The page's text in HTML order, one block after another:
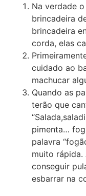
Na verdade
brincadeira
brincadeira
corda, elas
cuidado ao
machucar
Quando as
terão que
pimenta…
palavra
muito rápida.
conseguir
esbarrar na